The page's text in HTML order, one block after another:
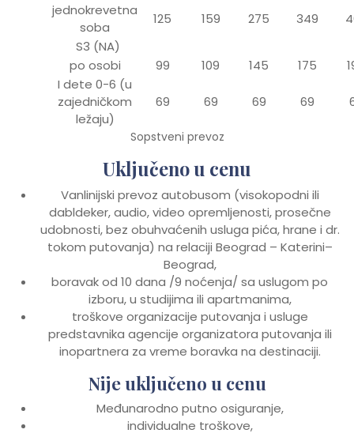
jednokrevetna
soba
125 159 275 349
S3 (NA)
po osobi
99 109 145 175
I dete 0-6 (u
zajedničkom
ležaju)
69 69 69 69
Sopstveni prevoz
Uključeno u cenu
Vanlinijski prevoz autobusom (visokopodni ili
dabldeker, audio, video opremljenosti, prosečne
udobnosti, bez obuhvaćenih usluga pića, hrane i dr.
tokom putovanja) na relaciji Beograd – Katerini–
Beograd,
boravak od 10 dana /9 noćenja/ sa uslugom po
izboru, u studijima ili apartmanima,
troškove organizacije putovanja i usluge
predstavnika agencije organizatora putovanja ili
inopartnera za vreme boravka na destinaciji.
Nije uključeno u cenu
Međunarodno putno osiguranje,
individualne troškove,